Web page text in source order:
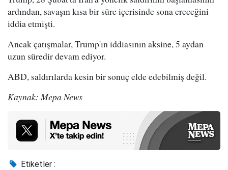
ardından, savaşın kısa bir süre içerisinde sona ereceğini
iddia etmişti.
Ancak çatışmalar, Trump'ın iddiasının aksine, 5 aydan
uzun süredir devam ediyor.
ABD, saldırılarda kesin bir sonuç elde edebilmiş değil.
Kaynak: Mepa News
Etiketler :